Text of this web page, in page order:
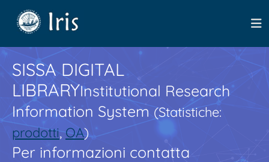
SISSA DIGITAL
LIBRARYInstitutional Research
Information System(Statistiche:
prodotti,OA)
Per informazioni contatta